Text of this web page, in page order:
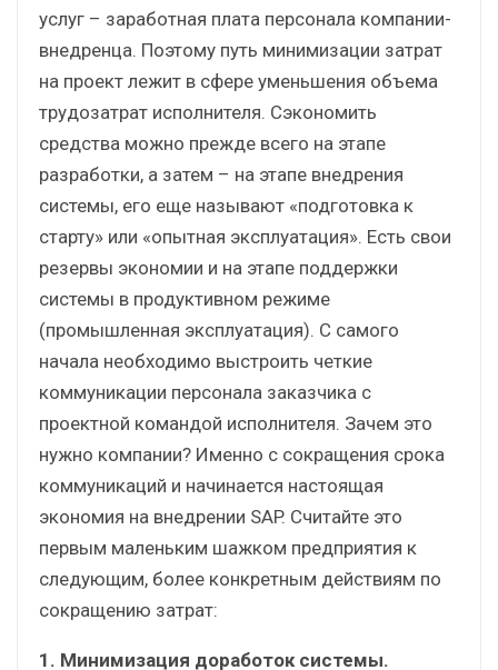
услуг – заработная плата персонала компании-
внедренца. Поэтому путь минимизации затрат
на проект лежит в сфере уменьшения объема
трудозатрат исполнителя. Сэкономить
средства можно прежде всего на этапе
разработки, а затем – на этапе внедрения
системы, его еще называют «подготовка к
старту» или «опытная эксплуатация». Есть свои
резервы экономии и на этапе поддержки
системы в продуктивном режиме
(промышленная эксплуатация). С самого
начала необходимо выстроить четкие
коммуникации персонала заказчика с
проектной командой исполнителя. Зачем это
нужно компании? Именно с сокращения срока
коммуникаций и начинается настоящая
экономия на внедрении SAP. Считайте это
первым маленьким шажком предприятия к
следующим, более конкретным действиям по
сокращению затрат:
1. Минимизация доработок системы.